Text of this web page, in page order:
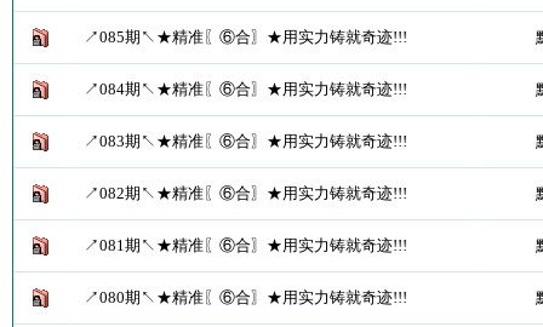
↗085期↖★精准〖⑥合〗★用实力铸就奇迹!!!
↗084期↖★精准〖⑥合〗★用实力铸就奇迹!!!
↗083期↖★精准〖⑥合〗★用实力铸就奇迹!!!
↗082期↖★精准〖⑥合〗★用实力铸就奇迹!!!
↗081期↖★精准〖⑥合〗★用实力铸就奇迹!!!
↗080期↖★精准〖⑥合〗★用实力铸就奇迹!!!